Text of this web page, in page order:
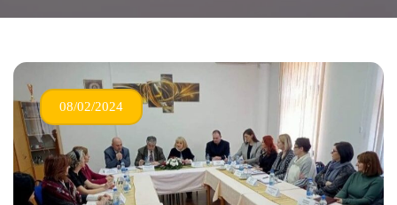
08/02/2024